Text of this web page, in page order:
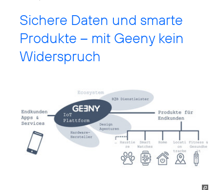
Sichere Daten und smarte
Produkte – mit Geeny kein
Widerspruch